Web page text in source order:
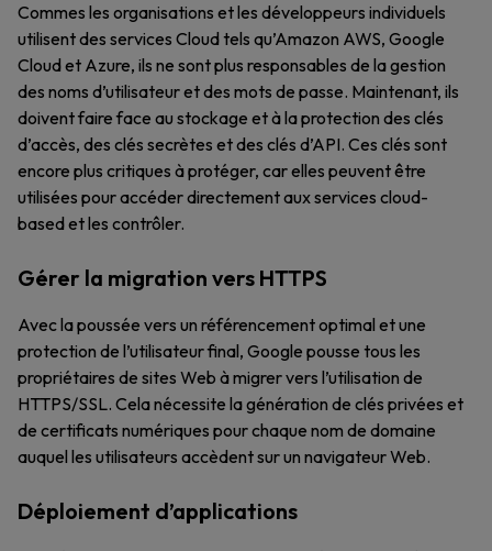
Commes les organisations et les développeurs individuels
utilisent des services Cloud tels qu’Amazon AWS, Google
Cloud et Azure, ils ne sont plus responsables de la gestion
des noms d’utilisateur et des mots de passe. Maintenant, ils
doivent faire face au stockage et à la protection des clés
d’accès, des clés secrètes et des clés d’API. Ces clés sont
encore plus critiques à protéger, car elles peuvent être
utilisées pour accéder directement aux services cloud-
based et les contrôler.
Gérer la migration vers HTTPS
Avec la poussée vers un référencement optimal et une
protection de l’utilisateur final, Google pousse tous les
propriétaires de sites Web à migrer vers l’utilisation de
HTTPS/SSL. Cela nécessite la génération de clés privées et
de certificats numériques pour chaque nom de domaine
auquel les utilisateurs accèdent sur un navigateur Web.
Déploiement d’applications